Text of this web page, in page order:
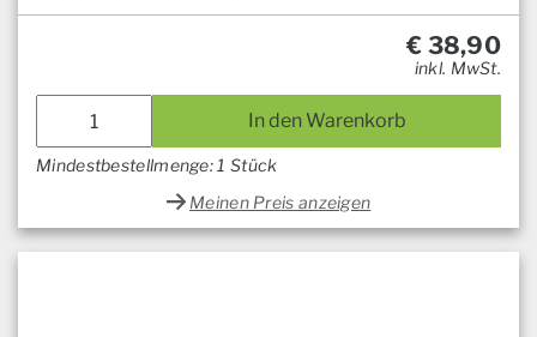
€ 38,90
inkl. MwSt.
In den Warenkorb
Mindestbestellmenge: 1 Stück
Meinen Preis anzeigen